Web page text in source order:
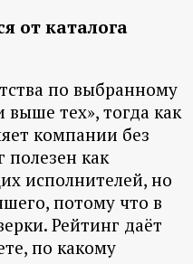
от каталога
по выбранному
тех», тогда как
компании без
полезен как
исполнителей, но
потому что в
Рейтинг даёт
по какому